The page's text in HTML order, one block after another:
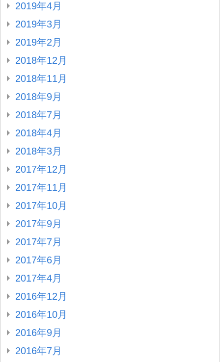
2019年4月
2019年3月
2019年2月
2018年12月
2018年11月
2018年9月
2018年7月
2018年4月
2018年3月
2017年12月
2017年11月
2017年10月
2017年9月
2017年7月
2017年6月
2017年4月
2016年12月
2016年10月
2016年9月
2016年7月